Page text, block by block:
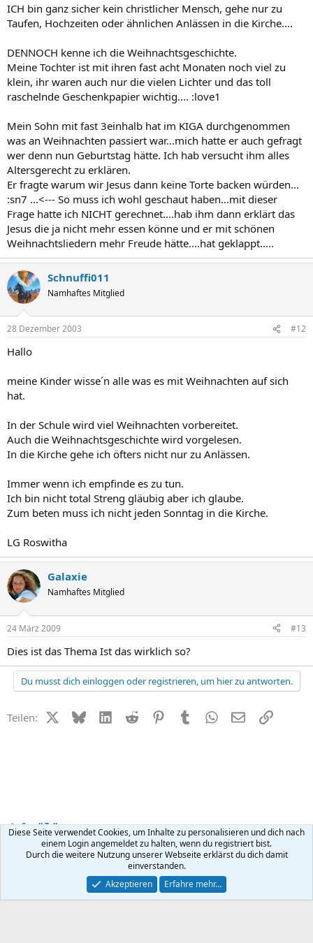
ICH bin ganz sicher kein christlicher Mensch, gehe nur zu
Taufen, Hochzeiten oder ähnlichen Anlässen in die Kirche....
DENNOCH kenne ich die Weihnachtsgeschichte.
Meine Tochter ist mit ihren fast acht Monaten noch viel zu
klein, ihr waren auch nur die vielen Lichter und das toll
raschelnde Geschenkpapier wichtig.... :love1
Mein Sohn mit fast 3einhalb hat im KIGA durchgenommen
was an Weihnachten passiert war...mich hatte er auch gefragt
wer denn nun Geburtstag hätte. Ich hab versucht ihm alles
Altersgerecht zu erklären.
Er fragte warum wir Jesus dann keine Torte backen würden...
:sn7 ...<--- So muss ich wohl geschaut haben...mit dieser
Frage hatte ich NICHT gerechnet....hab ihm dann erklärt das
Jesus die ja nicht mehr essen könne und er mit schönen
Weihnachtsliedern mehr Freude hätte....hat geklappt.....
Schnuffi011
Namhaftes Mitglied
28 Dezember 2003 #12
Hallo
meine Kinder wisse´n alle was es mit Weihnachten auf sich
hat.
In der Schule wird viel Weihnachten vorbereitet.
Auch die Weihnachtsgeschichte wird vorgelesen.
In die Kirche gehe ich öfters nicht nur zu Anlässen.
Immer wenn ich empfinde es zu tun.
Ich bin nicht total Streng gläubig aber ich glaube.
Zum beten muss ich nicht jeden Sonntag in die Kirche.
LG Roswitha
Galaxie
Namhaftes Mitglied
24 März 2009 #13
Dies ist das Thema Ist das wirklich so?
Du musst dich einloggen oder registrieren, um hier zu antworten.
Teilen: X (Twitter)
BlueskyLinkedIn
Reddit PinterestTumblr WhatsApp
E-MailLink
Small Talk
Kontakt Nutzungsbedingungen Datenschutz Hilfe
R
Community platform by XenForo ® © 2010-2026 XenForo Ltd.
Diese Seite verwendet Cookies, um Inhalte zu personalisieren und dich nach
einem Login angemeldet zu halten, wenn du registriert bist.
Durch die weitere Nutzung unserer Webseite erklärst du dich damit
einverstanden.
Akzeptieren
Erfahre mehr…